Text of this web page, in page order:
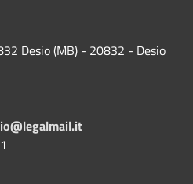
Desio (MB) - 20832 - Desio